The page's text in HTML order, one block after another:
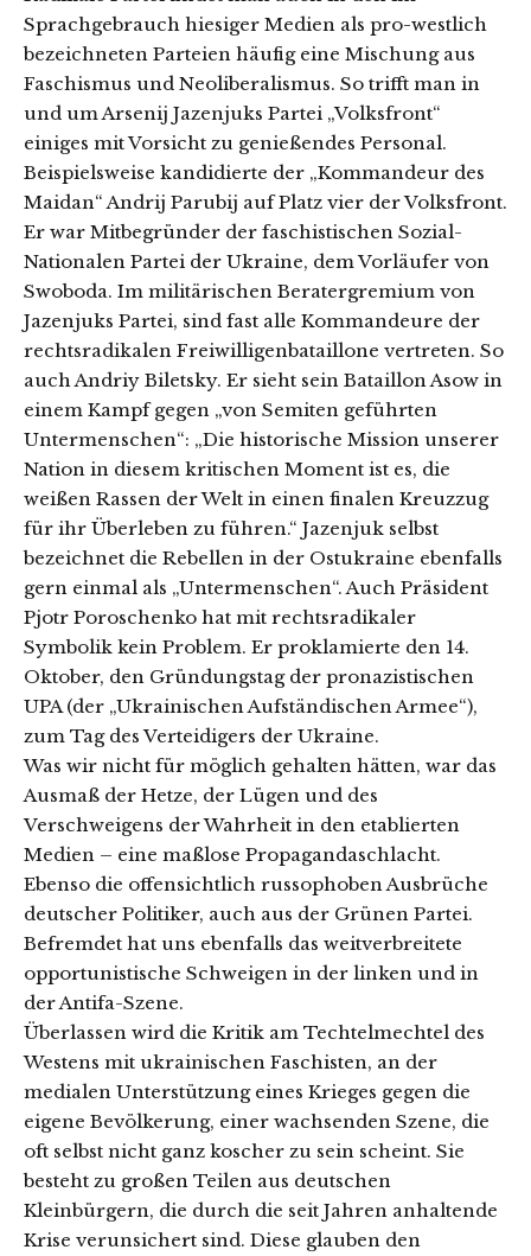
Sprachgebrauch hiesiger Medien als pro-westlich
bezeichneten Parteien häufig eine Mischung aus
Faschismus und Neoliberalismus. So trifft man in
und um Arsenij Jazenjuks Partei „Volksfront“
einiges mit Vorsicht zu genießendes Personal.
Beispielsweise kandidierte der „Kommandeur des
Maidan“ Andrij Parubij auf Platz vier der Volksfront.
Er war Mitbegründer der faschistischen Sozial-
Nationalen Partei der Ukraine, dem Vorläufer von
Swoboda. Im militärischen Beratergremium von
Jazenjuks Partei, sind fast alle Kommandeure der
rechtsradikalen Freiwilligenbataillone vertreten. So
auch Andriy Biletsky. Er sieht sein Bataillon Asow in
einem Kampf gegen „von Semiten geführten
Untermenschen“: „Die historische Mission unserer
Nation in diesem kritischen Moment ist es, die
weißen Rassen der Welt in einen finalen Kreuzzug
für ihr Überleben zu führen.“ Jazenjuk selbst
bezeichnet die Rebellen in der Ostukraine ebenfalls
gern einmal als „Untermenschen“. Auch Präsident
Pjotr Poroschenko hat mit rechtsradikaler
Symbolik kein Problem. Er proklamierte den 14.
Oktober, den Gründungstag der pronazistischen
UPA (der „Ukrainischen Aufständischen Armee“),
zum Tag des Verteidigers der Ukraine.
Was wir nicht für möglich gehalten hätten, war das
Ausmaß der Hetze, der Lügen und des
Verschweigens der Wahrheit in den etablierten
Medien – eine maßlose Propagandaschlacht.
Ebenso die offensichtlich russophoben Ausbrüche
deutscher Politiker, auch aus der Grünen Partei.
Befremdet hat uns ebenfalls das weitverbreitete
opportunistische Schweigen in der linken und in
der Antifa-Szene.
Überlassen wird die Kritik am Techtelmechtel des
Westens mit ukrainischen Faschisten, an der
medialen Unterstützung eines Krieges gegen die
eigene Bevölkerung, einer wachsenden Szene, die
oft selbst nicht ganz koscher zu sein scheint. Sie
besteht zu großen Teilen aus deutschen
Kleinbürgern, die durch die seit Jahren anhaltende
Krise verunsichert sind. Diese glauben den